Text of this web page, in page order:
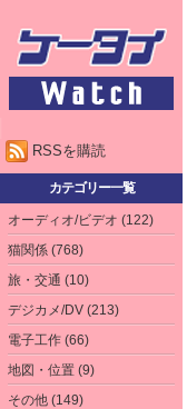
RSSを購読
カテゴリー一覧
オーディオ/ビデオ (122)
猫関係 (768)
旅・交通 (10)
デジカメ/DV (213)
電子工作 (66)
地図・位置 (9)
その他 (149)